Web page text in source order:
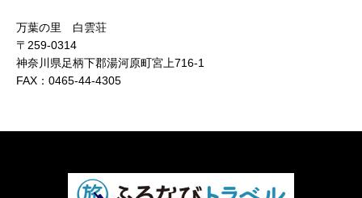
万葉の里 白雲荘
〒259-0314
神奈川県足柄下郡湯河原町宮上716-1
FAX： 0465-44-4305